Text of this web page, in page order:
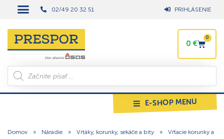
02/49 20 32 51 PRIHLÁSENIE
0 €
0
E-SHOP MENU
Domov » Náradie » Vrtáky, korunky, sekáče a bity »
Vŕtacie korunky a